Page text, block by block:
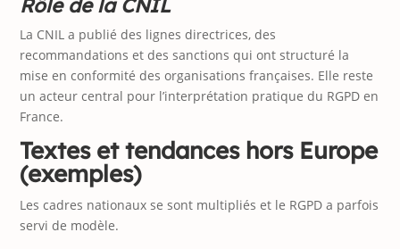
Rôle de la CNIL
La CNIL a publié des lignes directrices, des
recommandations et des sanctions qui ont structuré la
mise en conformité des organisations françaises. Elle reste
un acteur central pour l’interprétation pratique du RGPD en
France.
Textes et tendances hors Europe
(exemples)
Les cadres nationaux se sont multipliés et le RGPD a parfois
servi de modèle.